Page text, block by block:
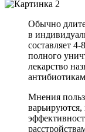
Обычно
в
составляет
полного
лекарство
Мнения
варьируются,